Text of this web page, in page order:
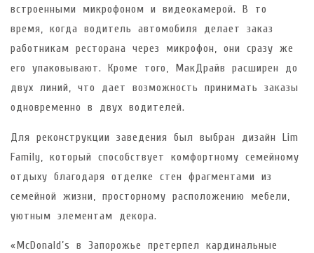
встроенными микрофоном и видеокамерой. В то
время, когда водитель автомобиля делает заказ
работникам ресторана через микрофон, они сразу же
его упаковывают. Кроме того, МакДрайв расширен до
двух линий, что дает возможность принимать заказы
одновременно в двух водителей.
Для реконструкции заведения был выбран дизайн Lim
Family, который способствует комфортному семейному
отдыху благодаря отделке стен фрагментами из
семейной жизни, просторному расположению мебели,
уютным элементам декора.
«McDonald’s в Запорожье претерпел кардинальные